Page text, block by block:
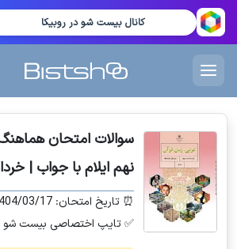
کانال بیست شو در روبیکا
سوالات امتحان
نهم ایلام با جواب | خرداد
⏰ تاریخ امتحان: 1404/03/17
✅ تایپ اختصاصی بیست شو